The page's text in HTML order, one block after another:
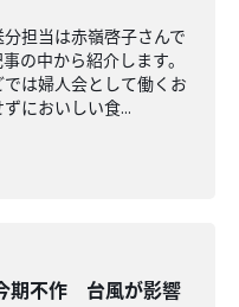
担当は赤嶺啓子さんで
の中から紹介します。
は婦人会として働くお
においしい食...
期不作 台風が影響